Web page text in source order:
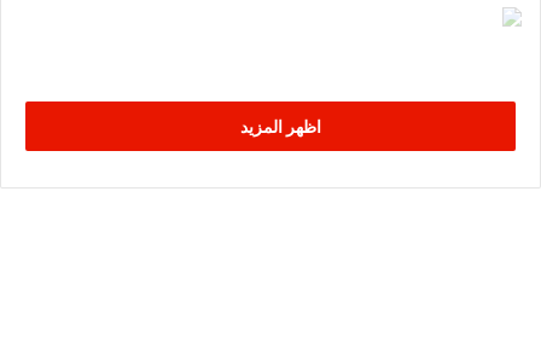
اظهر المزيد